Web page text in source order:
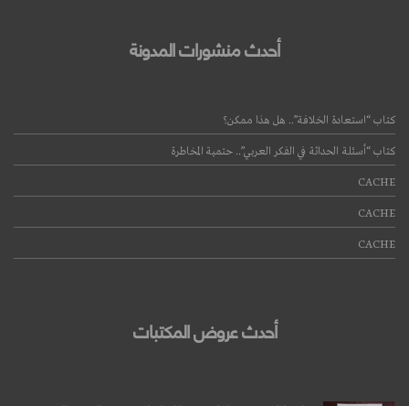
أحدث منشورات المدونة
كتاب “استعادة الخلافة”.. هل هذا ممكن؟
كتاب “أسئلة الحداثة في الفكر العربي”.. حتمية المخاطرة
CACHE
CACHE
CACHE
أحدث عروض المكتبات